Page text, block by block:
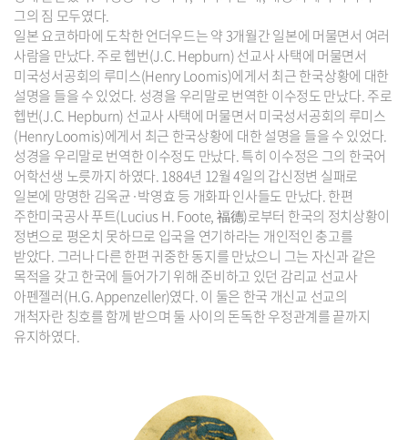
그의 짐 모두였다.
일본 요코하마에 도착한 언더우드는 약 3개월간 일본에 머물면서 여러
사람을 만났다. 주로 헵번(J.C. Hepburn) 선교사 사택에 머물면서
미국성서공회의 루미스(Henry Loomis)에게서 최근 한국상황에 대한
설명을 들을 수 있었다. 성경을 우리말로 번역한 이수정도 만났다. 주로
헵번(J.C. Hepburn) 선교사 사택에 머물면서 미국성서공회의 루미스
(Henry Loomis)에게서 최근 한국상황에 대한 설명을 들을 수 있었다.
성경을 우리말로 번역한 이수정도 만났다. 특히 이수정은 그의 한국어
어학선생 노릇까지 하였다. 1884년 12월 4일의 갑신정변 실패로
일본에 망명한 김옥균·박영효 등 개화파 인사들도 만났다. 한편
주한미국공사 푸트(Lucius H. Foote, 福德)로부터 한국의 정치상황이
정변으로 평온치 못하므로 입국을 연기하라는 개인적인 충고를
받았다. 그러나 다른 한편 귀중한 동지를 만났으니 그는 자신과 같은
목적을 갖고 한국에 들어가기 위해 준비하고 있던 감리교 선교사
아펜젤러(H.G. Appenzeller)였다. 이 둘은 한국 개신교 선교의
개척자란 칭호를 함께 받으며 둘 사이의 돈독한 우정관계를 끝까지
유지하였다.